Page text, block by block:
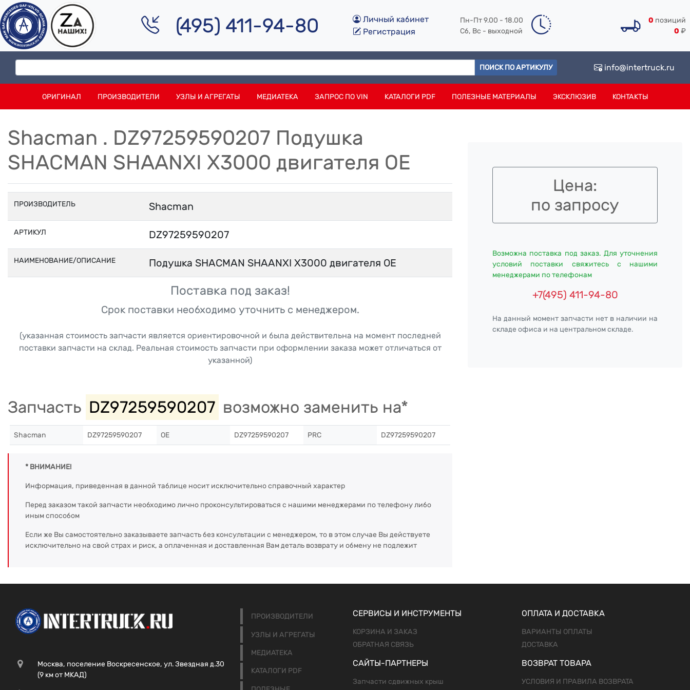
(495) 411-94-80
Личный кабинет
Регистрация
Пн-Пт 9.00 - 18.00
Сб, Вс - выходной
0 позиций
0 ₽
ПОИСК ПО АРТИКУЛУ info@intertruck.ru
ОРИГИНАЛ ПРОИЗВОДИТЕЛИ УЗЛЫ И АГРЕГАТЫ МЕДИАТЕКА ЗАПРОС ПО VIN КАТАЛОГИ PDF ПОЛЕЗНЫЕ МАТЕРИАЛЫ ЭКСКЛЮЗИВ КОНТАКТЫ
Shacman . DZ97259590207 Подушка
SHACMAN SHAANXI X3000 двигателя OE
ПРОИЗВОДИТЕЛЬ Shacman
АРТИКУЛ DZ97259590207
НАИМЕНОВАНИЕ/ОПИСАНИЕ Подушка SHACMAN SHAANXI X3000 двигателя OE
Поставка под заказ!
Срок поставки необходимо уточнить с менеджером.
(указанная стоимость запчасти является ориентировочной и была действительна на момент последней
поставки запчасти на склад. Реальная стоимость запчасти при оформлении заказа может отличаться от
указанной)
Запчасть DZ97259590207 возможно заменить на*
Shacman DZ97259590207 OE DZ97259590207 PRC DZ97259590207
* ВНИМАНИЕ!
Информация, приведенная в данной таблице носит исключительно справочный характер
Перед заказом такой запчасти необходимо лично проконсультироваться с нашими менеджерами по телефону либо
иным способом
Если же Вы самостоятельно заказываете запчасть без консультации с менеджером, то в этом случае Вы действуете
исключительно на свой страх и риск, а оплаченная и доставленная Вам деталь возврату и обмену не подлежит
Цена:
по запросу
Возможна поставка под заказ. Для уточнения
условий поставки свяжитесь с нашими
менеджерами по телефонам
+7(495) 411-94-80
На данный момент запчасти нет в наличии на
складе офиса и на центральном складе.
Москва, поселение Воскресенское, ул. Звездная д.30
(9 км от МКАД)
ПРОИЗВОДИТЕЛИ
УЗЛЫ И АГРЕГАТЫ
МЕДИАТЕКА
КАТАЛОГИ PDF
СЕРВИСЫ И ИНСТРУМЕНТЫ
КОРЗИНА И ЗАКАЗ
ОБРАТНАЯ СВЯЗЬ
САЙТЫ-ПАРТНЕРЫ
Запчасти сдвижных крыш
ОПЛАТА И ДОСТАВКА
ВАРИАНТЫ ОПЛАТЫ
ДОСТАВКА
ВОЗВРАТ ТОВАРА
УСЛОВИЯ И ПРАВИЛА ВОЗВРАТА